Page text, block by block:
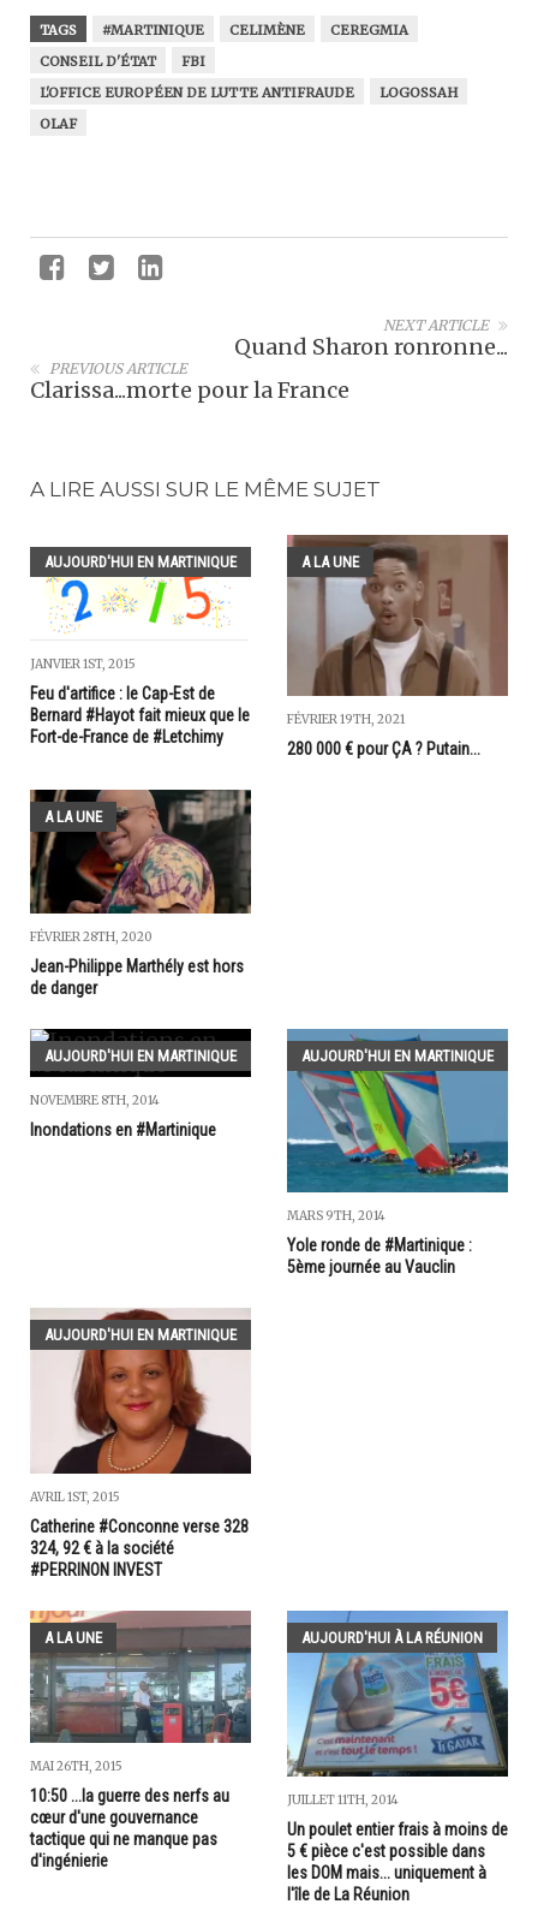
TAGS #MARTINIQUE CELIMÈNE
CEREGMIA
CONSEIL D'ÉTAT
FBI
L'OFFICE EUROPÉEN DE LUTTE ANTIFRAUDE
LOGOSSAH
OLAF
NEXT ARTICLE
Quand Sharon ronronne...
PREVIOUS ARTICLE
Clarissa...morte pour la France
A LIRE AUSSI SUR LE MÊME SUJET
AUJOURD'HUI EN MARTINIQUE
JANVIER 1ST, 2015
Feu d'artifice : le Cap-Est de
Bernard #Hayot fait mieux que le
Fort-de-France de #Letchimy
A LA UNE
FÉVRIER 19TH, 2021
280 000 € pour ÇA ? Putain...
A LA UNE
FÉVRIER 28TH, 2020
Jean-Philippe Marthély est hors
de danger
AUJOURD'HUI EN MARTINIQUE
NOVEMBRE 8TH, 2014
Inondations en #Martinique
AUJOURD'HUI EN MARTINIQUE
MARS 9TH, 2014
Yole ronde de #Martinique :
5ème journée au Vauclin
AUJOURD'HUI EN MARTINIQUE
AVRIL 1ST, 2015
Catherine #Conconne verse 328
324, 92 € à la société
#PERRINON INVEST
A LA UNE
MAI 26TH, 2015
10:50 ...la guerre des nerfs au
cœur d'une gouvernance
tactique qui ne manque pas
d'ingénierie
AUJOURD'HUI À LA RÉUNION
JUILLET 11TH, 2014
Un poulet entier frais à moins de
5 € pièce c'est possible dans
les DOM mais... uniquement à
l'île de La Réunion